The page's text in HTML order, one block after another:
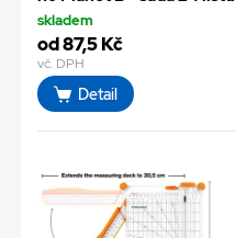
skladem
od 87,5 Kč
vč. DPH
Detail